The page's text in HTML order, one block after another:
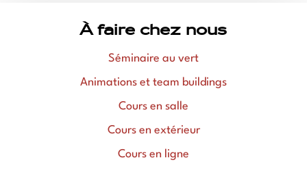
À faire chez nous
Séminaire au vert
Animations et team buildings
Cours en salle
Cours en extérieur
Cours en ligne